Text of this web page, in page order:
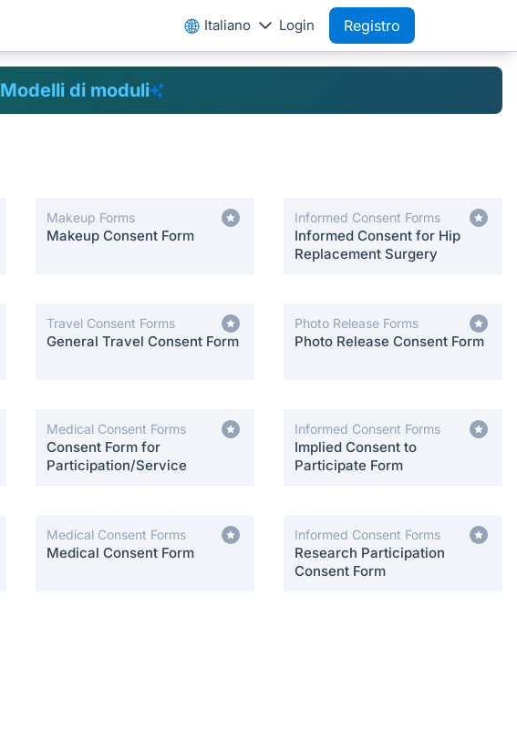
Italiano Login Registro
Modelli di moduli
Makeup Forms
Makeup Consent Form
Informed Consent Forms
Informed Consent for Hip
Replacement Surgery
Travel Consent Forms
General Travel Consent Form
Photo Release Forms
Photo Release Consent Form
Medical Consent Forms
Consent Form for
Participation/Service
Informed Consent Forms
Implied Consent to
Participate Form
Medical Consent Forms
Medical Consent Form
Informed Consent Forms
Research Participation
Consent Form